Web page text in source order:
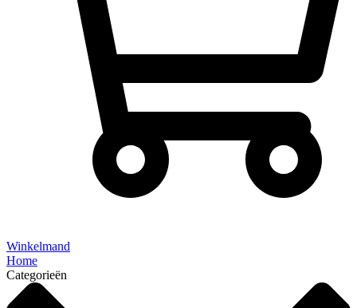
Winkelmand
Home
Categorieën